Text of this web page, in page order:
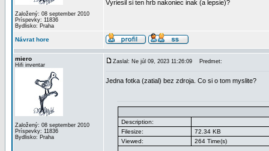
Založený: 08 september 2010
Príspevky: 11836
Bydlisko: Praha
Vyriesil si ten hrb nakoniec inak (a lepsie)?
Návrat hore
miero
Hifi inventar
Založený: 08 september 2010
Príspevky: 11836
Bydlisko: Praha
Zaslal: Ne júl 09, 2023 11:26:09 Predmet:
Jedna fotka (zatial) bez zdroja. Co si o tom myslite?
Description:
Filesize:
72.34 KB
Viewed:
264 Time(s)